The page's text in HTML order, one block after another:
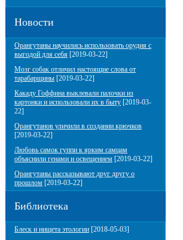
Новости
Орангутаны научились использовать орудия с
выгодой для себя [2019-03-22]
Мозг собак отличил настоящие слова от
тарабарщины [2019-03-22]
Какаду Гоффина выклевали палочки из
картонки и использовали их в быту [2019-03-
22]
Орангутанов уличили в создании крючков
[2019-03-22]
Любовь самок гуппи к ярким самцам
объяснили генами и освещением [2019-03-22]
Орангутаны рассказывают друг другу о
прошлом [2019-03-22]
Библиотека
Блеск и нищета этологии [2018-05-03]